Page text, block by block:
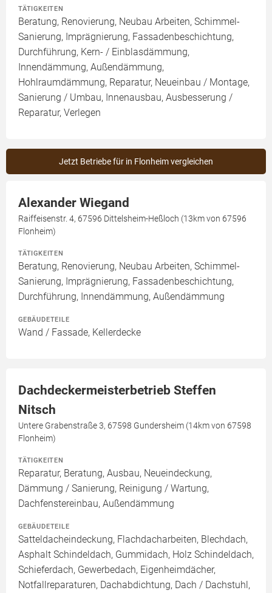
TÄTIGKEITEN
Beratung, Renovierung, Neubau Arbeiten, Schimmel-
Sanierung, Imprägnierung, Fassadenbeschichtung,
Durchführung, Kern- / Einblasdämmung,
Innendämmung, Außendämmung,
Hohlraumdämmung, Reparatur, Neueinbau / Montage,
Sanierung / Umbau, Innenausbau, Ausbesserung /
Reparatur, Verlegen
Jetzt Betriebe für in Flonheim vergleichen
Alexander Wiegand
Raiffeisenstr. 4, 67596 Dittelsheim-Heßloch (13km von 67596
Flonheim)
TÄTIGKEITEN
Beratung, Renovierung, Neubau Arbeiten, Schimmel-
Sanierung, Imprägnierung, Fassadenbeschichtung,
Durchführung, Innendämmung, Außendämmung
GEBÄUDETEILE
Wand / Fassade, Kellerdecke
Dachdeckermeisterbetrieb Steffen
Nitsch
Untere Grabenstraße 3, 67598 Gundersheim (14km von 67598
Flonheim)
TÄTIGKEITEN
Reparatur, Beratung, Ausbau, Neueindeckung,
Dämmung / Sanierung, Reinigung / Wartung,
Dachfenstereinbau, Außendämmung
GEBÄUDETEILE
Satteldacheindeckung, Flachdacharbeiten, Blechdach,
Asphalt Schindeldach, Gummidach, Holz Schindeldach,
Schieferdach, Gewerbedach, Eigenheimdächer,
Notfallreparaturen, Dachabdichtung, Dach / Dachstuhl,